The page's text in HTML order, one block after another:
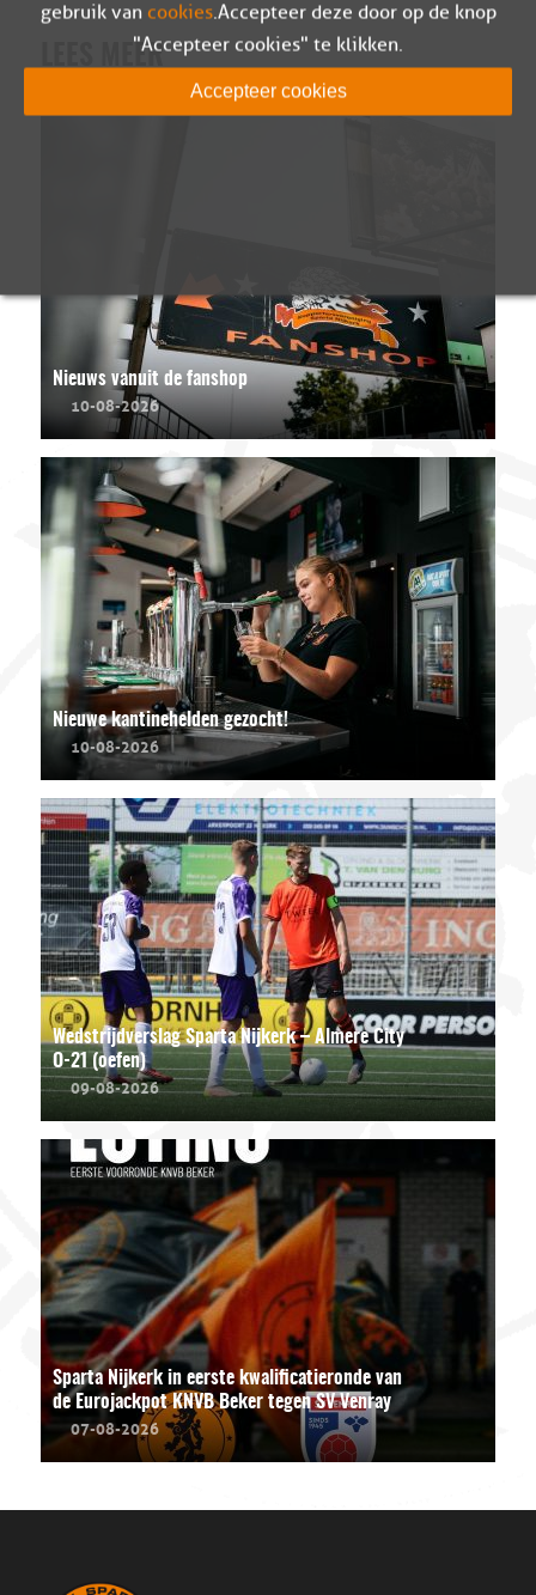
LEES MEER
Nieuws vanuit de fanshop
10-08-2026
Nieuwe kantinehelden gezocht!
10-08-2026
Wedstrijdverslag Sparta Nijkerk – Almere City
O-21 (oefen)
09-08-2026
Sparta Nijkerk in eerste kwalificatieronde van
de Eurojackpot KNVB Beker tegen SV Venray
07-08-2026
gebruik van cookies. Accepteer deze door op de knop
"Accepteer cookies" te klikken.
Accepteer cookies